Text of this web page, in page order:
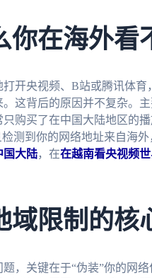
你在海外看
打开央视频、B站或腾讯体
。这背后的原因并不复杂。
只购买了在中国大陆地区的
测到你的网络地址来自海
国大陆，在在越南看央视频
域限制的核
题，关键在于“伪装”你的网